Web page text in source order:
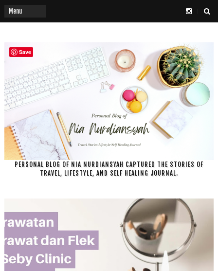
PERSONAL BLOG OF NIA NURDIANSYAH CAPTURED THE STORIES OF
TRAVEL, LIFESTYLE, AND SELF HEALING JOURNAL.
Save